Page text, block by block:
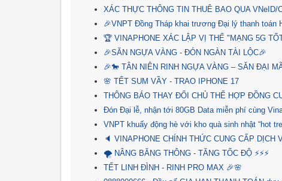
XÁC THỰC THÔNG TIN THUÊ BAO QUA VNeID/
🎉VNPT Đồng Tháp khai trương Đại lý thanh toán
🏆 VINAPHONE XÁC LẬP VỊ THẾ "MẠNG 5G
🎉SĂN NGỰA VÀNG - ĐÓN NGÀN TÀI LỘC🎉
🎉🐎 TÂN NIÊN RINH NGỰA VÀNG – SĂN ĐẠI
🌸 TẾT SUM VẦY - TRAO IPHONE 17
THÔNG BÁO THAY ĐỔI CHỦ THỂ HỢP ĐỒNG
Đón Đại lễ, nhận tới 80GB Data miễn phí cùng
VNPT khuấy động hè với kho quà sinh nhật “hot
🔈 VINAPHONE CHÍNH THỨC CUNG CẤP DỊCH
🌪 NÂNG BĂNG THÔNG - TĂNG TỐC ĐỘ ⚡⚡⚡
TẾT LINH ĐÌNH - RINH PRO MAX ️🎉🌸